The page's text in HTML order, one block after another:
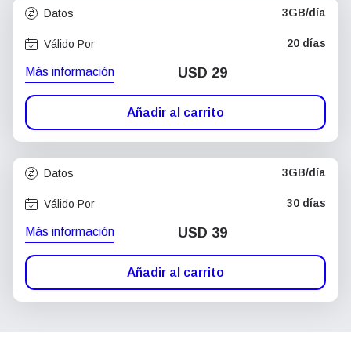
Datos 3GB/día
Válido Por 20 días
Más información USD 29
Añadir al carrito
Datos 3GB/día
Válido Por 30 días
Más información USD 39
Añadir al carrito